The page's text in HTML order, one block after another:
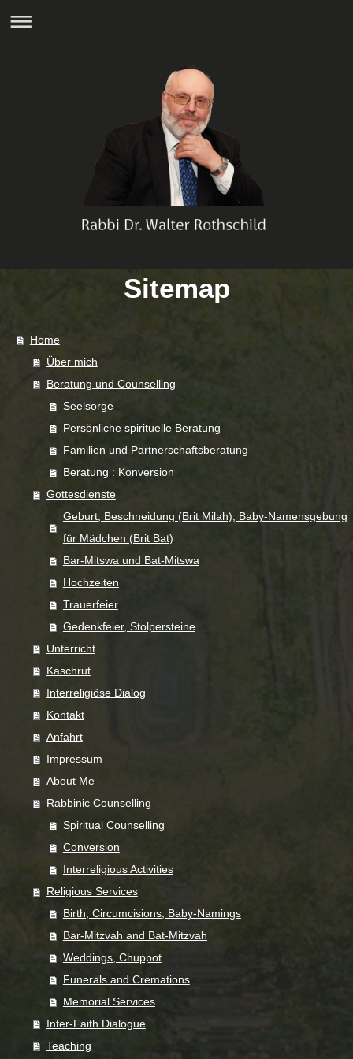
Sitemap
Home
Über mich
Beratung und Counselling
Seelsorge
Persönliche spirituelle Beratung
Familien und Partnerschaftsberatung
Beratung : Konversion
Gottesdienste
Geburt, Beschneidung (Brit Milah), Baby-Namensgebung
für Mädchen (Brit Bat)
Bar-Mitswa und Bat-Mitswa
Hochzeiten
Trauerfeier
Gedenkfeier, Stolpersteine
Unterricht
Kaschrut
Interreligiöse Dialog
Kontakt
Anfahrt
Impressum
About Me
Rabbinic Counselling
Spiritual Counselling
Conversion
Interreligious Activities
Religious Services
Birth, Circumcisions, Baby-Namings
Bar-Mitzvah and Bat-Mitzvah
Weddings, Chuppot
Funerals and Cremations
Memorial Services
Inter-Faith Dialogue
Teaching